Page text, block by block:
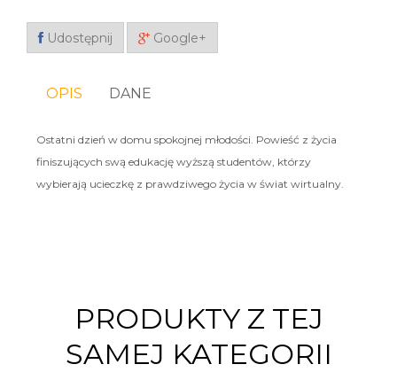
Udostępnij Google+
OPIS DANE
Ostatni dzień w domu spokojnej młodości. Powieść z życia
finiszujących swą edukację wyższą studentów, którzy
wybierają ucieczkę z prawdziwego życia w świat wirtualny.
PRODUKTY Z TEJ
SAMEJ KATEGORII